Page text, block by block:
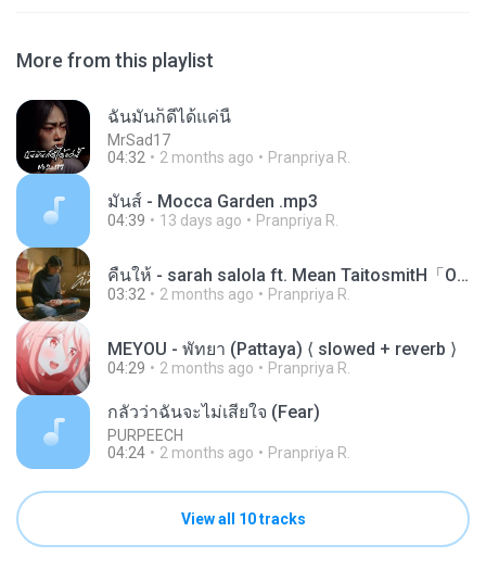
More from this playlist
ฉันมันก็ดีได้แค่นี้
MrSad17
04:32
2 months ago Pranpriya R.
มันส์ - Mocca Garden .mp3
04:39 13 days ago Pranpriya R.
คืนให้ - sarah salola ft. Mean TaitosmitH「Official 」
03:32 2 months ago Pranpriya R.
MEYOU - พัทยา (Pattaya) ⟨ slowed + reverb ⟩
04:29 2 months ago Pranpriya R.
กลัวว่าฉันจะไม่เสียใจ (Fear)
PURPEECH
04:24
2 months ago Pranpriya R.
View all 10 tracks